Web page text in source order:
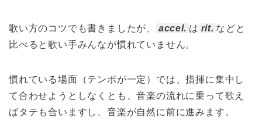
歌い方のコツでも書きましたが、 accel. は rit. などと
比べると歌い手みんなが慣れていません。
慣れている場面（テンポが一定）では、指揮に集中し
て合わせようとしなくとも、音楽の流れに乗って歌え
ばタテも合いますし、音楽が自然に前に進みます。